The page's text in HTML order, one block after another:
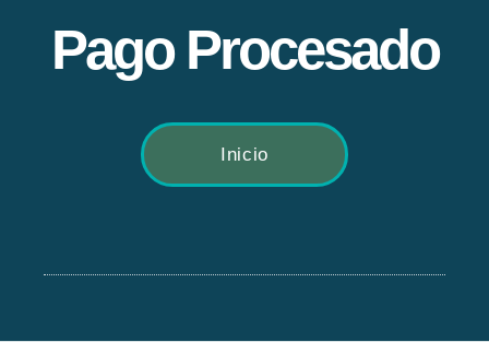
Pago Procesado
Inicio